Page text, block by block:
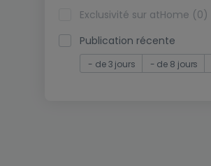
Exclusivité sur atHome (0)
Publication récente
- de 3 jours - de 8 jours